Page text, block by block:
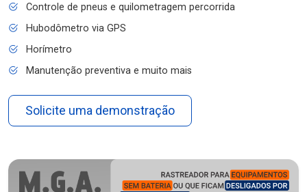
Controle de pneus e quilometragem percorrida
Hubodômetro via GPS
Horímetro
Manutenção preventiva e muito mais
Solicite uma demonstração